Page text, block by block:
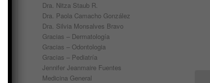
Dra. Nitza Staub R.
Dra. Paola Camacho González
Dra. Silvia Monsalves Bravo
Gracias – Dermatología
Gracias – Odontologia
Gracias – Pediatría
Jennifer Jeanmaire Fuentes
Medicina General